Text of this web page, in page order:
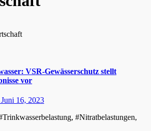
VSR-Gewässerschutz stellt
vor
Juni 16, 2023